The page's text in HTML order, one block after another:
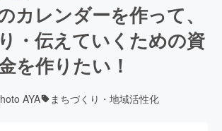
カレンダーを作って、
・伝えていくための資
を作りたい！
AYA まちづくり・地域活性化